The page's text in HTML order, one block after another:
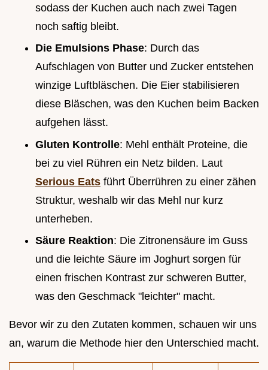
sodass der Kuchen auch nach zwei Tagen
noch saftig bleibt.
Die Emulsions Phase: Durch das
Aufschlagen von Butter und Zucker entstehen
winzige Luftbläschen. Die Eier stabilisieren
diese Bläschen, was den Kuchen beim Backen
aufgehen lässt.
Gluten Kontrolle: Mehl enthält Proteine, die
bei zu viel Rühren ein Netz bilden. Laut
Serious Eats führt Überrühren zu einer zähen
Struktur, weshalb wir das Mehl nur kurz
unterheben.
Säure Reaktion: Die Zitronensäure im Guss
und die leichte Säure im Joghurt sorgen für
einen frischen Kontrast zur schweren Butter,
was den Geschmack "leichter" macht.
Bevor wir zu den Zutaten kommen, schauen wir uns
an, warum die Methode hier den Unterschied macht.